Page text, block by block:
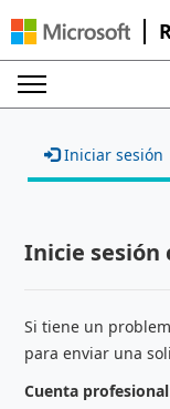
Iniciar sesión
Inicie sesión
Si tiene un
para enviar una
Cuenta profesional